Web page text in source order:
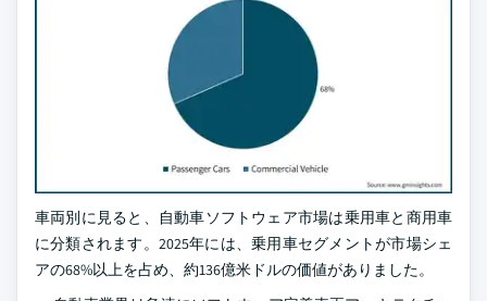
車両別に見ると、自動車ソフトウェア市場は乗用車と商用車
に分類されます。2025年には、乗用車セグメントが市場シェ
アの68%以上を占め、約136億米ドルの価値がありました。